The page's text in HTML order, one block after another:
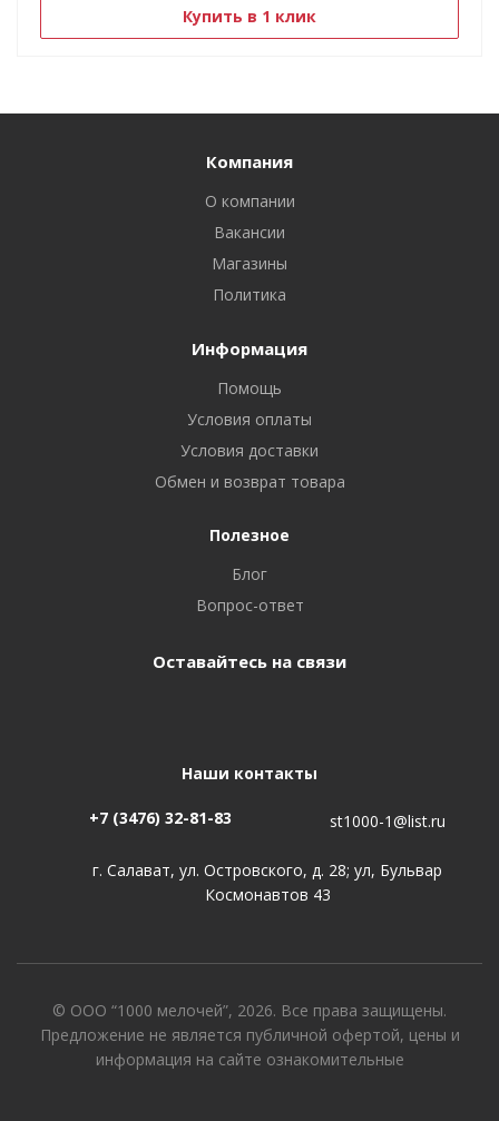
Купить в 1 клик
Компания
О компании
Вакансии
Магазины
Политика
Информация
Помощь
Условия оплаты
Условия доставки
Обмен и возврат товара
Полезное
Блог
Вопрос-ответ
Оставайтесь на связи
Наши контакты
+7 (3476) 32-81-83 st1000-1@list.ru
г. Салават, ул. Островского, д. 28; ул, Бульвар
Космонавтов 43
© ООО “1000 мелочей”, 2026. Все права защищены.
Предложение не является публичной офертой, цены и
информация на сайте ознакомительные